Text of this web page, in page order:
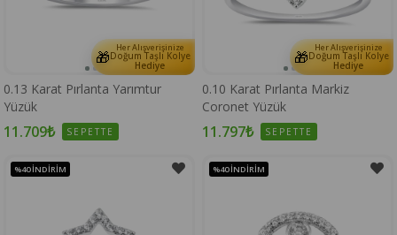
🎁 Her Alışverişinize
Doğum Taşlı Kolye
Hediye
0.13 Karat Pırlanta Yarımtur
Yüzük
11.709₺ SEPETTE
🎁 Her Alışverişinize
Doğum Taşlı Kolye
Hediye
0.10 Karat Pırlanta Markiz
Coronet Yüzük
11.797₺ SEPETTE
%40İNDIRIM %40İNDIRIM